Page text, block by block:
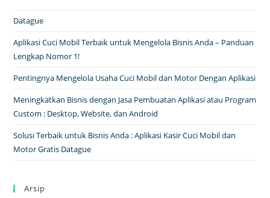
Datague
Aplikasi Cuci Mobil Terbaik untuk Mengelola Bisnis Anda – Panduan
Lengkap Nomor 1!
Pentingnya Mengelola Usaha Cuci Mobil dan Motor Dengan Aplikasi
Meningkatkan Bisnis dengan Jasa Pembuatan Aplikasi atau Program
Custom : Desktop, Website, dan Android
Solusi Terbaik untuk Bisnis Anda : Aplikasi Kasir Cuci Mobil dan
Motor Gratis Datague
Arsip